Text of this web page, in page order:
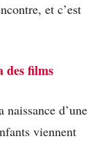
et c’est
des films
d’une
viennent